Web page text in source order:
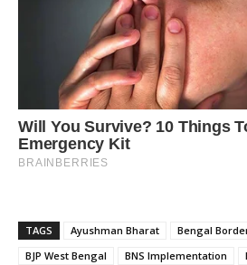
TAGS Ayushman Bharat
Bengal
BJP West Bengal
BNS Implementation